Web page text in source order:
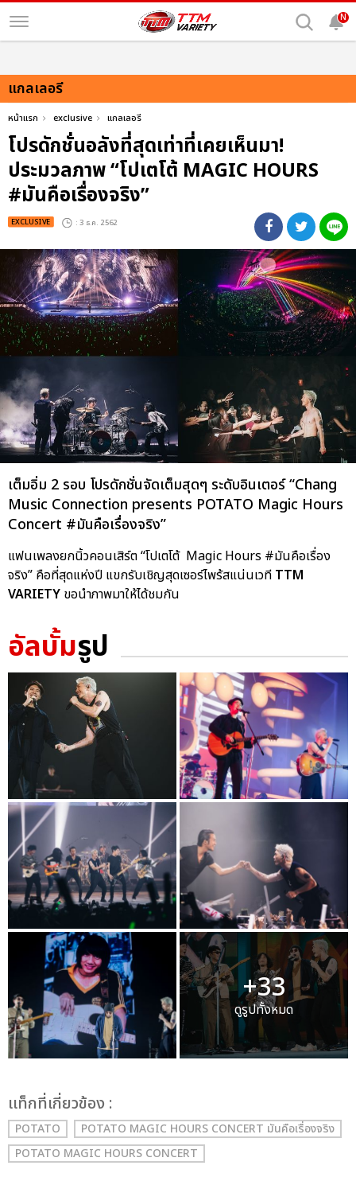
N
แกลเลอรี
หน้าแรก exclusive แกลเลอรี
โปรดักชั่นอลังที่สุดเท่าที่เคยเห็นมา!
ประมวลภาพ “โปเตโต้ MAGIC HOURS
#มันคือเรื่องจริง”
EXCLUSIVE : 3 ธ.ค. 2562
เต็มอิ่ม 2 รอบ โปรดักชั่นจัดเต็มสุดๆ ระดับอินเตอร์ “Chang
Music Connection presents POTATO Magic Hours
Concert #มันคือเรื่องจริง”
แฟนเพลงยกนิ้วคอนเสิร์ต “โปเตโต้ Magic Hours #มันคือเรื่อง
จริง” คือที่สุดแห่งปี แขกรับเชิญสุดเซอร์ไพร้สแน่นเวที TTM
VARIETY ขอนำภาพมาให้ได้ชมกัน
อัลบั้มรูป
+33
ดูรูปทั้งหมด
เเท็กที่เกี่ยวข้อง :
POTATO
POTATO MAGIC HOURS CONCERT มันคือเรื่องจริง
POTATO MAGIC HOURS CONCERT